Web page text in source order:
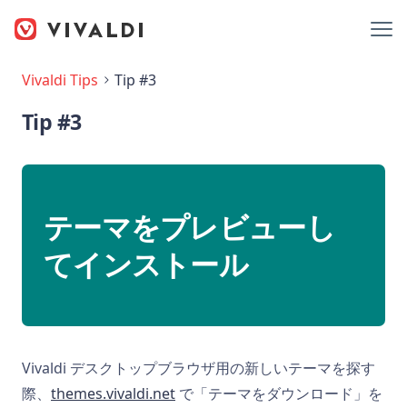
Vivaldi Tips Tip #3
Tip #3
テーマをプレビューし
てインストール
Vivaldi デスクトップブラウザ用の新しいテーマを探す
際、 themes.vivaldi.net で「テーマをダウンロード」を